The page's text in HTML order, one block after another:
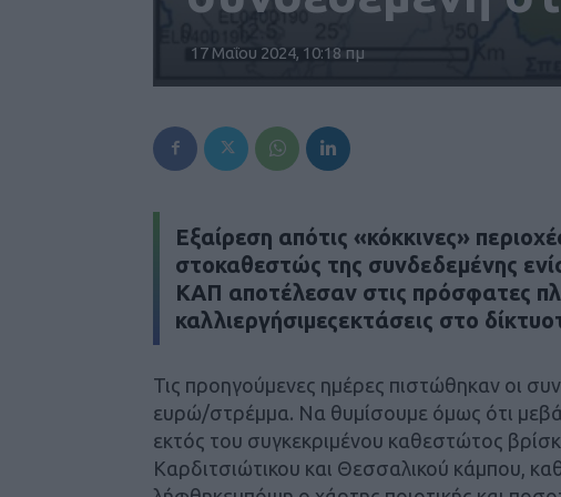
17 Μαΐου 2024, 10:18 πμ
Εξαίρεση απότις «κόκκινες»
στοκαθεστώς της συνδεδεμένης
ΚΑΠ αποτέλεσαν στις πρόσφατες
καλλιεργήσιμεςεκτάσεις στο
Τις προηγούμενες ημέρες πιστώθηκαν οι
ευρώ/στρέμμα. Να θυμίσουμε όμως ότι
εκτός του συγκεκριμένου καθεστώτος
Καρδιτσιώτικου και Θεσσαλικού κάμπου,